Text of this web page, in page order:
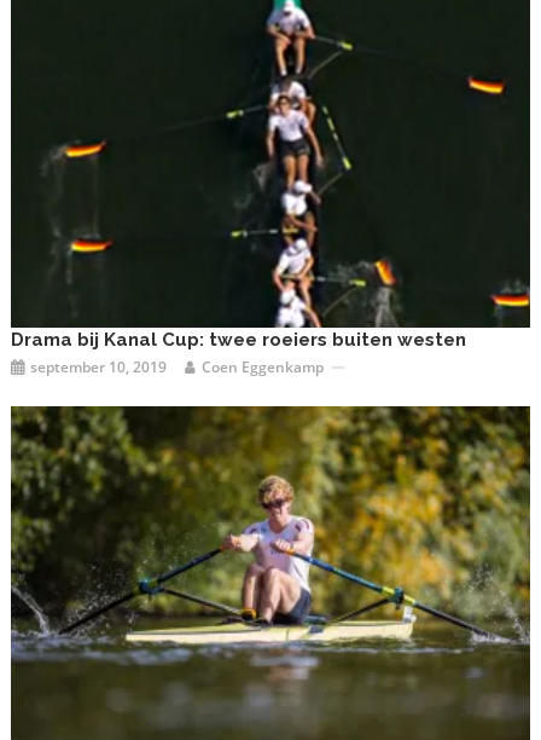
Drama bij Kanal Cup: twee roeiers buiten westen
september 10, 2019 Coen Eggenkamp